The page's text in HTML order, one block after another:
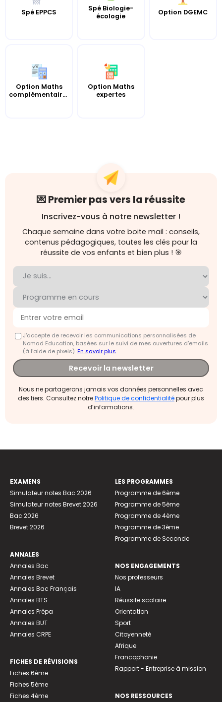
Spé EPPCS
Spé Biologie-
écologie
Option DGEMC
Option Maths
complémentaires
Option Maths
expertes
💌 Premier pas vers la réussite
Inscrivez-vous à notre newsletter !
Chaque semaine dans votre boite mail : conseils,
contenus pédagogiques, toutes les clés pour la
réussite de vos enfants et bien plus ! 🎯
J'accepte de recevoir les communications personnalisées de
Nomad Education, basées sur le suivi de mes ouvertures d'emails
(à l’aide de pixels).En savoir plus
Recevoir la newsletter
Nous ne partagerons jamais vos données personnelles avec
des tiers. Consultez notrePolitique de confidentialitépour plus
d’informations.
EXAMENS
Simulateur notes Bac 2026
Simulateur notes Brevet 2026
Bac 2026
Brevet 2026
ANNALES
Annales Bac
Annales Brevet
Annales Bac Français
Annales BTS
Annales Prépa
Annales BUT
Annales CRPE
FICHES DE RÉVISIONS
Fiches 6ème
Fiches 5ème
Fiches 4ème
LES PROGRAMMES
Programme de 6ème
Programme de 5ème
Programme de 4ème
Programme de 3ème
Programme de Seconde
NOS ENGAGEMENTS
Nos professeurs
IA
Réussite scolaire
Orientation
Sport
Citoyenneté
Afrique
Francophonie
Rapport - Entreprise à mission
NOS RESSOURCES